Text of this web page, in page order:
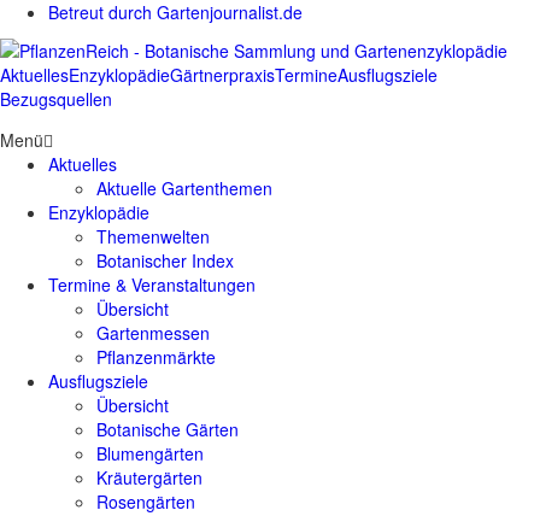
Betreut durch Gartenjournalist.de
AktuellesEnzyklopädieGärtnerpraxisTermineAusflugsziele
Bezugsquellen
Menü
Aktuelles
Aktuelle Gartenthemen
Enzyklopädie
Themenwelten
Botanischer Index
Termine & Veranstaltungen
Übersicht
Gartenmessen
Pflanzenmärkte
Ausflugsziele
Übersicht
Botanische Gärten
Blumengärten
Kräutergärten
Rosengärten